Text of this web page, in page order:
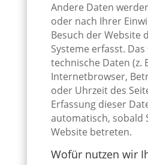
Andere Daten
oder nach Ihrer
Besuch der Website
Systeme erfasst.
technische Daten (z.
Internetbrowser,
oder Uhrzeit des
Erfassung dieser
automatisch, sobald
Website betreten.
Wofür nutzen wir